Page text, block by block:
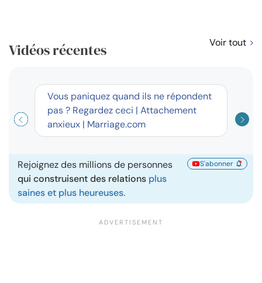
Vidéos récentes Voir tout
Vous paniquez quand ils ne répondent
pas ? Regardez ceci | Attachement
anxieux | Marriage.com
Rejoignez des millions de personnes
qui construisent des relations plus
saines et plus heureuses.
S'abonner